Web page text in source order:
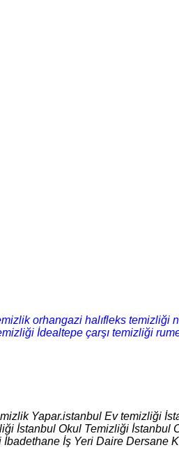
orhangazi halıfleks temizliği
İdealtepe çarşı temizliği
Yapar.istanbul Ev temizliği
İstanbul Okul Temizliği
İş Yeri Daire Dersane